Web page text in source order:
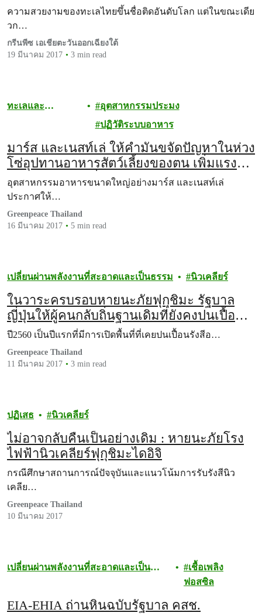
ความสวยงามของทะเลไทยขึ้นชื่อติดอันดับโลก แต่ในขณะเดีย
วก…
กรีนพีซ เอเชียตะวันออกเฉียงใต้
19 มีนาคม 2017
3 min read
ทะเลและ
อุตสาหกรรมประมง
ปฏิวัติระบบอาหาร
มาร์ส และเนสท์เล่ ให้คำมั่นขจัดปัญหาในห่วง
โซ่อุปทานอาหารสัตว์เลี้ยงของตน เพิ่มแรง
กดดันให้ไทยยูเนี่ยนต้องลงมือทำ
อุตสาหกรรมอาหารขนาดใหญ่อย่างมาร์ส และเนสท์เล่
ประกาศให้…
Greenpeace Thailand
16 มีนาคม 2017
5 min read
เปลี่ยนผ่านพลังงานที่สะอาดและเป็นธรรม นิวเคลียร์
ในวาระครบรอบหายนะภัยฟุกุชิมะ รัฐบาล
ญี่ปุ่นให้ผู้คนกลับถิ่นฐานเดิมที่ยังคงปนเปื้อน
รังสี
ปี2560 เป็นปีแรกที่มีการเปิดพื้นที่ที่เคยปนเปื้อนรังสีอ…
Greenpeace Thailand
11 มีนาคม 2017
3 min read
ปฏิเสธ นิวเคลียร์
ไม่อาจกลับคืนเป็นอย่างเดิม : หายนะภัยโรง
ไฟฟ้านิวเคลียร์ฟุกุชิมะไดอิจิ
กรณีศึกษาสถานการณ์ปัจจุบันและแนวโน้มการรับรังสีนิว
เคลีย…
Greenpeace Thailand
10 มีนาคม 2017
เปลี่ยนผ่านพลังงานที่สะอาดและเป็น
เชื้อเพลิง
ฟอสซิล
EIA-EHIA ถ่านหินฉบับรัฐบาล คสช.